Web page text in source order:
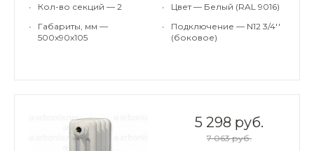
•
Кол-во секций — 2
•
Габариты, мм —
500x90x105
•
Цвет — Белый (RAL 9016)
•
Подключение — N12 3/4''
(боковое)
5 298 руб.
7 063 руб.